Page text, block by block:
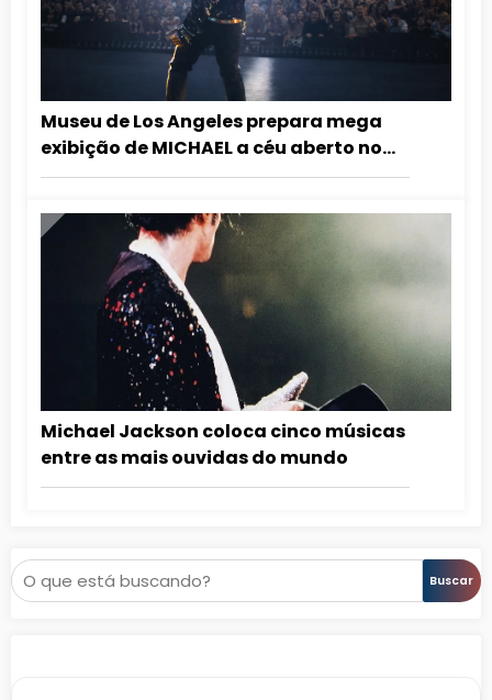
Museu de Los Angeles prepara mega
exibição de MICHAEL a céu aberto no
aniversário do Rei do Pop
Michael Jackson coloca cinco músicas
entre as mais ouvidas do mundo
Pesquisar Buscar